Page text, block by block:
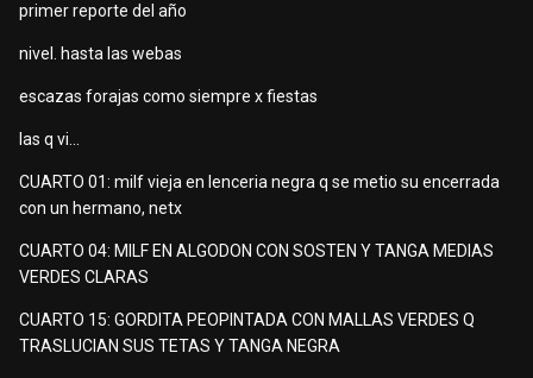
primer reporte del año
nivel. hasta las webas
escazas forajas como siempre x fiestas
las q vi...
CUARTO 01: milf vieja en lenceria negra q se metio su encerrada
con un hermano, netx
CUARTO 04: MILF EN ALGODON CON SOSTEN Y TANGA MEDIAS
VERDES CLARAS
CUARTO 15: GORDITA PEOPINTADA CON MALLAS VERDES Q
TRASLUCIAN SUS TETAS Y TANGA NEGRA